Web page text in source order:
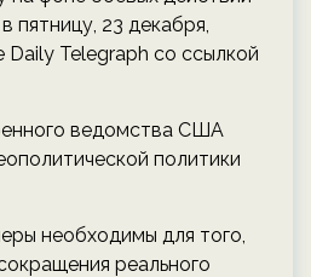
пятницу, 23 декабря,
Daily Telegraph со ссылкой
ведомства США
политики
необходимы для того,
реального